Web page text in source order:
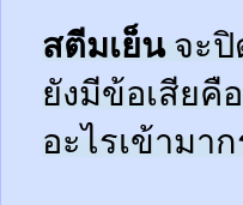
สตีมเย็นจะปิ
ยังมีข้อเสียคื
อะไรเข้ามา